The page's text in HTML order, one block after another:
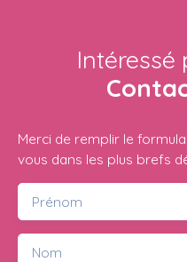
Intéressé
Merci de remplir le
vous dans les plus brefs
Prénom
Nom